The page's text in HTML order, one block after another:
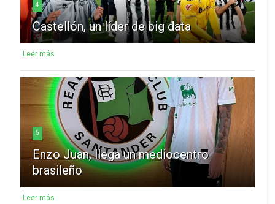
4
Castellón, un líder de big data
Leer más
5
Enzo Juan, llega un mediocentro
brasileño
Leer más